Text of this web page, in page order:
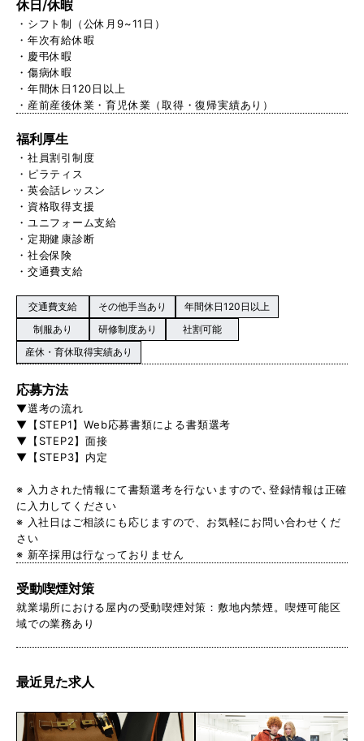
休日/休暇
・シフト制（公休月9~11日）
・年次有給休暇
・慶弔休暇
・傷病休暇
・年間休日120日以上
・産前産後休業・育児休業（取得・復帰実績あり）
福利厚生
・社員割引制度
・ピラティス
・英会話レッスン
・資格取得支援
・ユニフォーム支給
・定期健康診断
・社会保険
・交通費支給
交通費支給 その他手当あり
年間休日120日以上
制服あり
研修制度あり
社割可能
産休・育休取得実績あり
応募方法
▼選考の流れ
▼【STEP1】Web応募書類による書類選考
▼【STEP2】面接
▼【STEP3】内定
※ 入力された情報にて書類選考を行ないますので､登録情報は正確
に入力してください
※ 入社日はご相談にも応じますので、お気軽にお問い合わせくだ
さい
※ 新卒採用は行なっておりません
受動喫煙対策
就業場所における屋内の受動喫煙対策：敷地内禁煙。喫煙可能区
域での業務あり
最近見た求人